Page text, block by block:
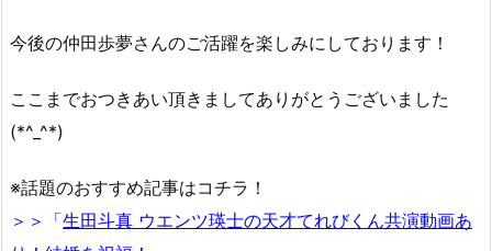
今後の仲田歩夢さんのご活躍を楽しみにしております！
ここまでおつきあい頂きましてありがとうございました
(*^_^*)
※話題のおすすめ記事はコチラ！
＞＞「生田斗真 ウエンツ瑛士の天才てれびくん共演動画あ